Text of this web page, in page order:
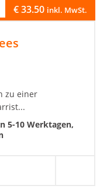
€33.50 inkl. MwSt.
zu einer
5-10 Werktagen,